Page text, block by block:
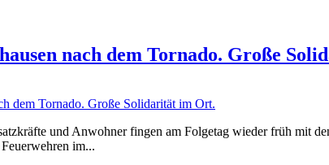
nach dem Tornado. Große
und Anwohner fingen am Folgetag wieder früh mit
im...